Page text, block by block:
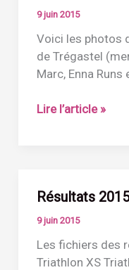
9 juin 2015
Voici les photos
de Trégastel
Marc, Enna
Photos/vidéos
Lire l’article »
Résultats 2015
9 juin 2015
Les fichiers des
Triathlon XS